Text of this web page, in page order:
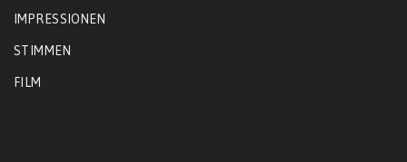
IMPRESSIONEN
STIMMEN
FILM